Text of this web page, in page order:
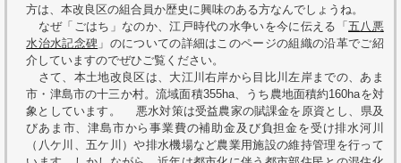
方は、本改良区の組合員か歴史に興味のある方なんでしょうね。
なぜ「ごはち」なのか、江戸時代の水争いを今に伝える「五八悪
水治水記念碑 」のについての詳細はこのページの組織の沿革でご紹
介していますのでぜひご覧ください。
さて、本土地改良区は、大江川右岸から目比川左岸までの、あま
市・津島市の十三か村。流域面積355ha、うち農地面積約160haを対
象としています。 悪水対策は受益農家の賦課金を原資とし、県及
びあま市、津島市から事業費の補助金及び負担金を受け排水河川
（八ケ川、五ケ川）や排水機場など農業用施設の維持管理を行って